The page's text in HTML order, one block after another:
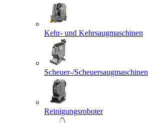
Kehr- und Kehrsaugmaschinen
Scheuer-/Scheuersaugmaschinen
Reinigungsroboter